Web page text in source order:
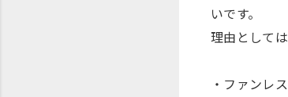
いです。
理由として
・ファンレ